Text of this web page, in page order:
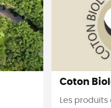
Coton
Les